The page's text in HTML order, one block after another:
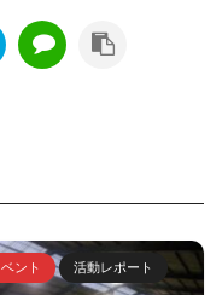
ント 活動レポート